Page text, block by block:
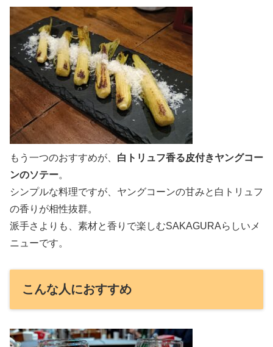
もう一つのおすすめが、 白トリュフ香る皮付きヤングコー
ンのソテー。
シンプルな料理ですが、ヤングコーンの甘みと白トリュフ
の香りが相性抜群。
派手さよりも、素材と香りで楽しむSAKAGURAらしいメ
ニューです。
こんな人におすすめ